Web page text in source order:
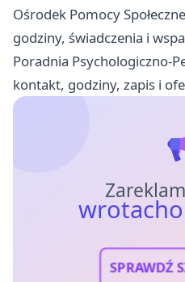
Ośrodek Pomocy
godziny, świadczenia i
Poradnia Psychologiczno-
kontakt, godziny, zapis i
SPRAWDŹ